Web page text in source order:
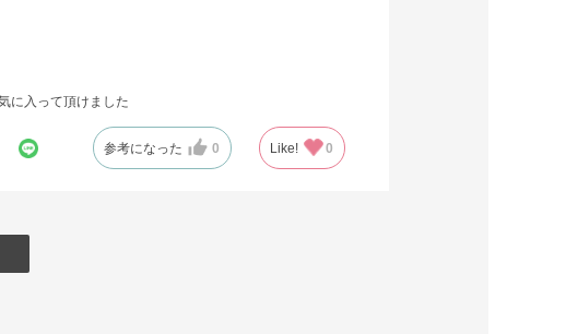
に入って頂けました
参考になった 0 Like! 0